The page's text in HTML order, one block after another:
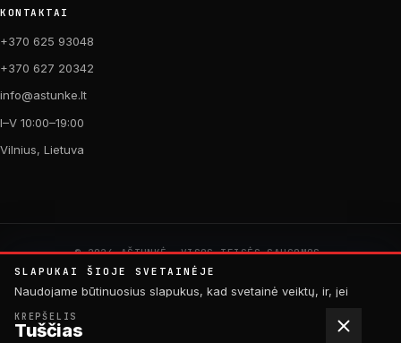
KONTAKTAI
+370 625 93048
+370 627 20342
info@astunke.lt
I–V 10:00–19:00
Vilnius, Lietuva
© 2026 AŠTUNKĖ. VISOS TEISĖS SAUGOMOS.
PAGAMINTA SU MEILE DVIRAČIAMS. 🚴
by Digital Acid Studio
KREPŠELIS
Tuščias
SLAPUKAI ŠIOJE SVETAINĖJE
Naudojame būtinuosius slapukus, kad svetainė veiktų, ir, jei
sutiksite, analitinius slapukus, padedančius tobulinti turinį.
Daugiau informacijos rasite